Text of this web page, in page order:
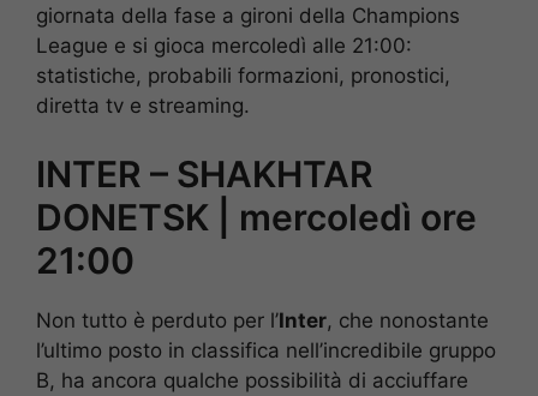
giornata della fase a gironi della Champions
League e si gioca mercoledì alle 21:00:
statistiche, probabili formazioni, pronostici,
diretta tv e streaming.
INTER – SHAKHTAR
DONETSK | mercoledì ore
21:00
Non tutto è perduto per l’Inter, che nonostante
l’ultimo posto in classifica nell’incredibile gruppo
B, ha ancora qualche possibilità di acciuffare